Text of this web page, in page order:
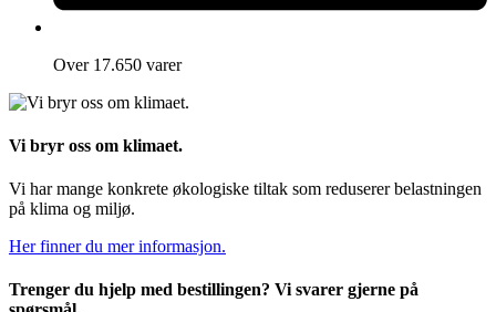
Over 17.650 varer
Vi bryr oss om klimaet.
Vi har mange konkrete økologiske tiltak som reduserer belastningen
på klima og miljø.
Her finner du mer informasjon.
Trenger du hjelp med bestillingen? Vi svarer gjerne på